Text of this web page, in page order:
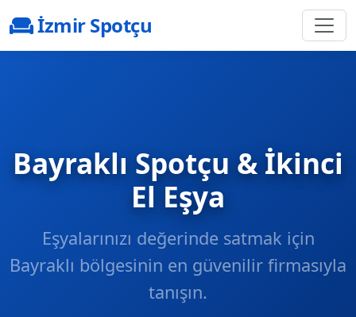
İzmir Spotçu
Bayraklı Spotçu & İkinci
El Eşya
Eşyalarınızı değerinde satmak için
Bayraklı bölgesinin en güvenilir firmasıyla
tanışın.